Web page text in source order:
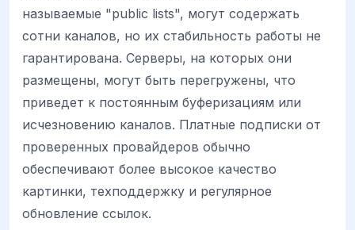
называемые "public lists", могут содержать
сотни каналов, но их стабильность работы не
гарантирована. Серверы, на которых они
размещены, могут быть перегружены, что
приведет к постоянным буферизациям или
исчезновению каналов. Платные подписки от
проверенных провайдеров обычно
обеспечивают более высокое качество
картинки, техподдержку и регулярное
обновление ссылок.